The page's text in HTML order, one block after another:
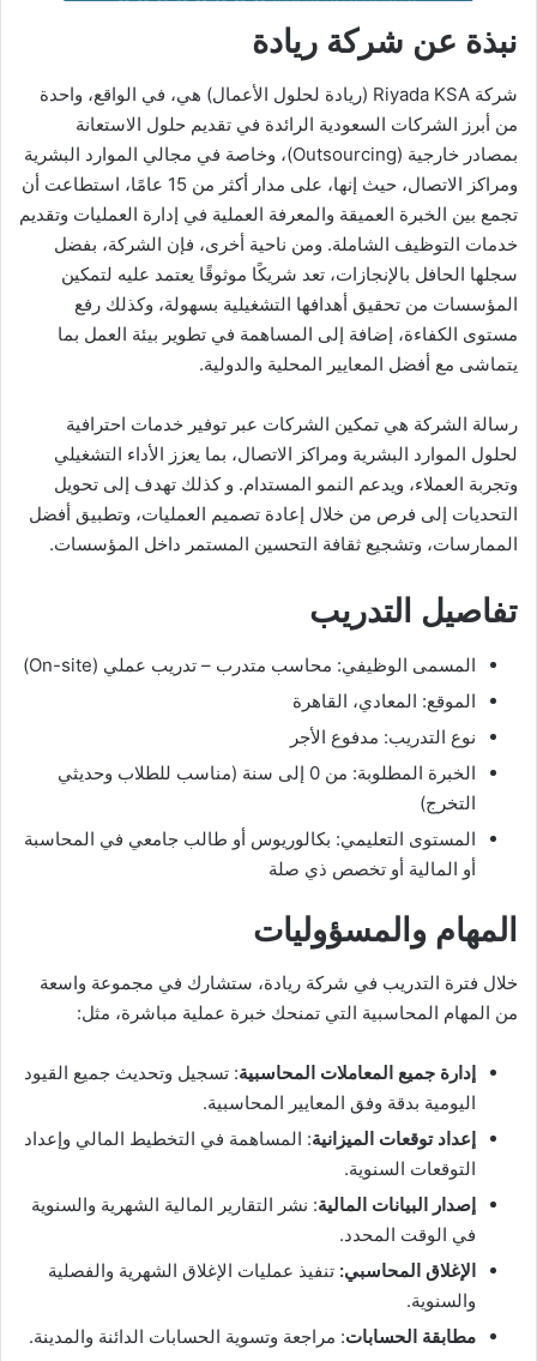
نبذة عن شركة ريادة
شركة Riyada KSA (ريادة لحلول الأعمال) هي، في الواقع، واحدة
من أبرز الشركات السعودية الرائدة في تقديم حلول الاستعانة
بمصادر خارجية (Outsourcing)، وخاصة في مجالي الموارد البشرية
ومراكز الاتصال، حيث إنها، على مدار أكثر من 15 عامًا، استطاعت أن
تجمع بين الخبرة العميقة والمعرفة العملية في إدارة العمليات وتقديم
خدمات التوظيف الشاملة. ومن ناحية أخرى، فإن الشركة، بفضل
سجلها الحافل بالإنجازات، تعد شريكًا موثوقًا يعتمد عليه لتمكين
المؤسسات من تحقيق أهدافها التشغيلية بسهولة، وكذلك رفع
مستوى الكفاءة، إضافة إلى المساهمة في تطوير بيئة العمل بما
يتماشى مع أفضل المعايير المحلية والدولية.
رسالة الشركة هي تمكين الشركات عبر توفير خدمات احترافية
لحلول الموارد البشرية ومراكز الاتصال، بما يعزز الأداء التشغيلي
وتجربة العملاء، ويدعم النمو المستدام. و كذلك تهدف إلى تحويل
التحديات إلى فرص من خلال إعادة تصميم العمليات، وتطبيق أفضل
الممارسات، وتشجيع ثقافة التحسين المستمر داخل المؤسسات.
تفاصيل التدريب
المسمى الوظيفي: محاسب متدرب – تدريب عملي (On-site)
الموقع: المعادي، القاهرة
نوع التدريب: مدفوع الأجر
الخبرة المطلوبة: من 0 إلى سنة (مناسب للطلاب وحديثي
التخرج)
المستوى التعليمي: بكالوريوس أو طالب جامعي في المحاسبة
أو المالية أو تخصص ذي صلة
المهام والمسؤوليات
خلال فترة التدريب في شركة ريادة، ستشارك في مجموعة واسعة
من المهام المحاسبية التي تمنحك خبرة عملية مباشرة، مثل:
إدارة جميع المعاملات المحاسبية: تسجيل وتحديث جميع القيود
اليومية بدقة وفق المعايير المحاسبية.
إعداد توقعات الميزانية: المساهمة في التخطيط المالي وإعداد
التوقعات السنوية.
إصدار البيانات المالية: نشر التقارير المالية الشهرية والسنوية
في الوقت المحدد.
الإغلاق المحاسبي: تنفيذ عمليات الإغلاق الشهرية والفصلية
والسنوية.
مطابقة الحسابات: مراجعة وتسوية الحسابات الدائنة والمدينة.